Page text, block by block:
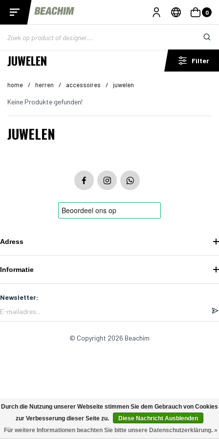
0
JUWELEN Filter
home / herren / accessoires / juwelen
Keine Produkte gefunden!
JUWELEN
Adress
Informatie
Newsletter:
© Copyright 2026 Beachim
Durch die Nutzung unserer Webseite stimmen Sie dem Gebrauch von Cookies
zur Verbesserung dieser Seite zu.
Diese Nachricht Ausblenden
Für weitere Informationen beachten Sie bitte unsere Datenschutzerklärung. »